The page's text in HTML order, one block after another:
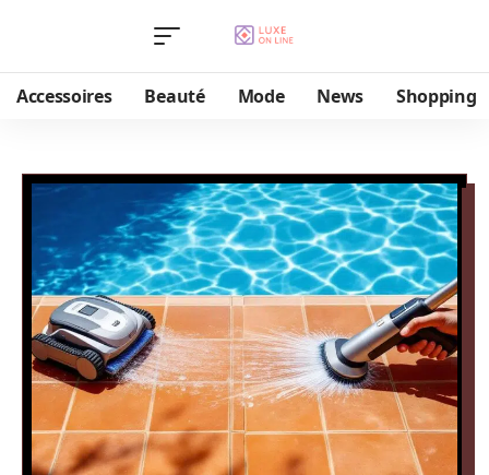
Accessoires Beauté Mode News Shopping